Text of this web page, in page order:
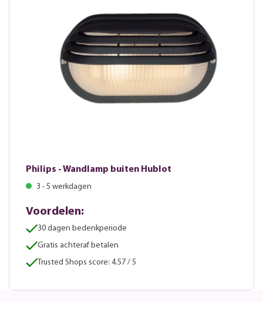
Philips - Wandlamp buiten Hublot
3 - 5 werkdagen
Voordelen:
30 dagen bedenkperiode
Gratis achteraf betalen
Trusted Shops score: 4.57 / 5